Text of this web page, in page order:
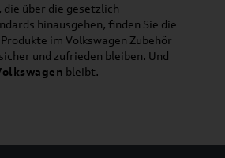
über die gesetzlich
hinausgehen, finden Sie die
im Volkswagen Zubehör
und zufrieden bleiben. Und
bleibt.